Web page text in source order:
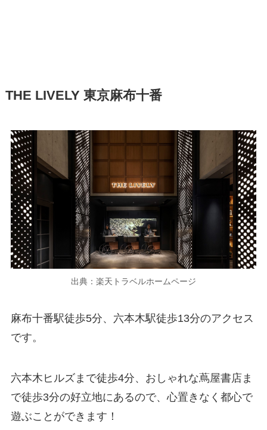
THE LIVELY 東京麻布十番
出典：楽天トラベルホームページ
麻布十番駅徒歩5分、六本木駅徒歩13分のアクセス
です。
六本木ヒルズまで徒歩4分、おしゃれな蔦屋書店ま
で徒歩3分の好立地にあるので、心置きなく都心で
遊ぶことができます！